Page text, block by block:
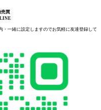
売買
・一緒に設定しますのでお気軽に友達登録して